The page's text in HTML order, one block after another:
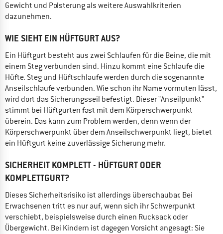
Gewicht und Polsterung als weitere Auswahlkriterien
dazunehmen.
WIE SIEHT EIN HÜFTGURT AUS?
Ein Hüftgurt besteht aus zwei Schlaufen für die Beine, die mit
einem Steg verbunden sind. Hinzu kommt eine Schlaufe die
Hüfte. Steg und Hüftschlaufe werden durch die sogenannte
Anseilschlaufe verbunden. Wie schon ihr Name vormuten lässt,
wird dort das Sicherungsseil befestigt. Dieser "Anseilpunkt"
stimmt bei Hüftgurten fast mit dem Körperschwerpunkt
überein. Das kann zum Problem werden, denn wenn der
Körperschwerpunkt über dem Anseilschwerpunkt liegt, bietet
ein Hüftgurt keine zuverlässige Sicherung mehr.
SICHERHEIT KOMPLETT - HÜFTGURT ODER
KOMPLETTGURT?
Dieses Sicherheitsrisiko ist allerdings überschaubar. Bei
Erwachsenen tritt es nur auf, wenn sich ihr Schwerpunkt
verschiebt, beispielsweise durch einen Rucksack oder
Übergewicht. Bei Kindern ist dagegen Vorsicht angesagt: Sie